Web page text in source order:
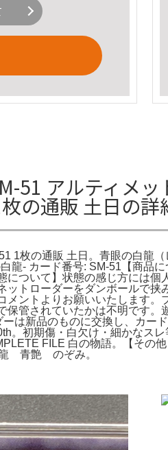
51 アルティメ
の通販 土日の詳
1枚の通販 土日。青眼の白龍
龍- カード番号: SM-51【商品
ついて】状態の感じ方には
トローダーをダンボールで
ントよりお願いいたします
管されていたかは不明です
は新品のものに交換し、カ
初期傷・白欠け・細かなス
FILE 白の物語。【その
青艶 のぞみ。